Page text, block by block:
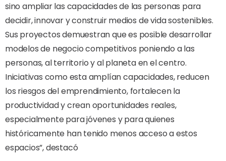
sino ampliar las capacidades de las personas para
decidir, innovar y construir medios de vida sostenibles.
Sus proyectos demuestran que es posible desarrollar
modelos de negocio competitivos poniendo a las
personas, al territorio y al planeta en el centro.
Iniciativas como esta amplían capacidades, reducen
los riesgos del emprendimiento, fortalecen la
productividad y crean oportunidades reales,
especialmente para jóvenes y para quienes
históricamente han tenido menos acceso a estos
espacios”, destacó